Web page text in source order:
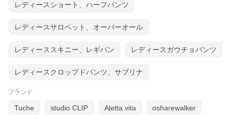
レディースショート、ハーフパンツ
レディースサロペット、オーバーオール
レディーススキニー、レギパン レディースガウチョパンツ
レディースクロップドパンツ、サブリナ
ブランド
Tuche studio CLIP Aletta vita osharewalker